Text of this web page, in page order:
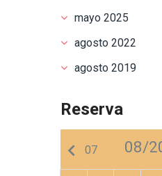
mayo 2025
agosto 2022
agosto 2019
Reserva
keyboard_arrow_left 07 08/